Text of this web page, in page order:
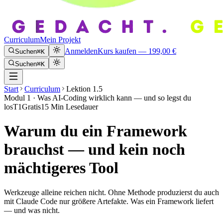
CurriculumMein Projekt
Suchen⌘K AnmeldenKurs kaufen — 199,00 €
Suchen⌘K
Start Curriculum
Lektion 1.5
Modul 1 · Was AI-Coding wirklich kann — und so legst du
losT1Gratis15 Min Lesedauer
Warum du ein Framework
brauchst — und kein noch
mächtigeres Tool
Werkzeuge alleine reichen nicht. Ohne Methode produzierst du auch
mit Claude Code nur größere Artefakte. Was ein Framework liefert
— und was nicht.